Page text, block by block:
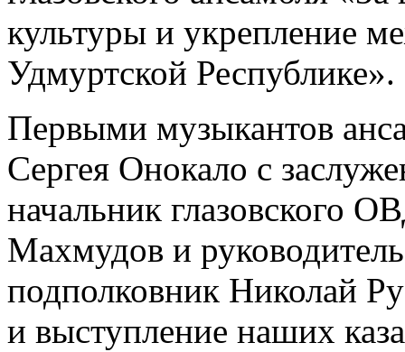
культуры и укрепление
Удмуртской Республике».
Первыми музыкантов
Сергея Онокало с
начальник глазовского
Махмудов и руководитель
подполковник Николай
и выступление наших